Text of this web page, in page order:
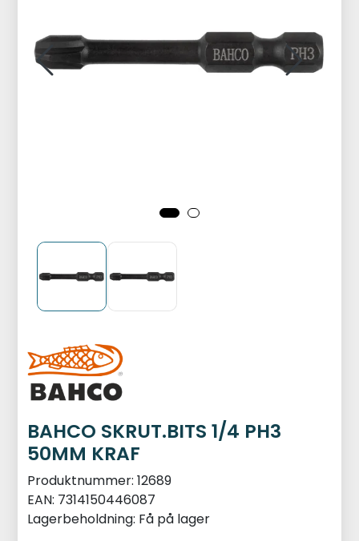
BAHCO SKRUT.BITS 1/4 PH3
50MM KRAF
Produktnummer: 12689
EAN: 7314150446087
Lagerbeholdning: Få på lager